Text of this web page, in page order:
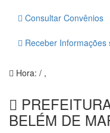
Consultar Convênios
Receber
Hora: / ,
BELÉM DE